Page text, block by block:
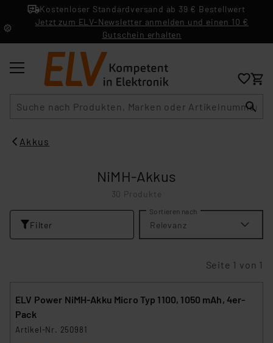
Kostenloser Standardversand ab 39 € Bestellwert
Jetzt zum ELV-Newsletter anmelden und einen 10 €
Gutschein erhalten
Akkus
NiMH-Akkus
30 Produkte
Filter
Sortieren nach
Relevanz
Seite 1 von 1
ELV Power NiMH-Akku Micro Typ 1100, 1050 mAh, 4er-
Pack
Artikel-Nr. 250981